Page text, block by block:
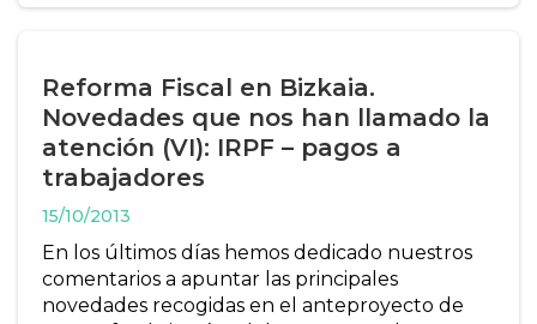
Reforma Fiscal en Bizkaia.
Novedades que nos han llamado la
atención (VI): IRPF – pagos a
trabajadores
15/10/2013
En los últimos días hemos dedicado nuestros
comentarios a apuntar las principales
novedades recogidas en el anteproyecto de